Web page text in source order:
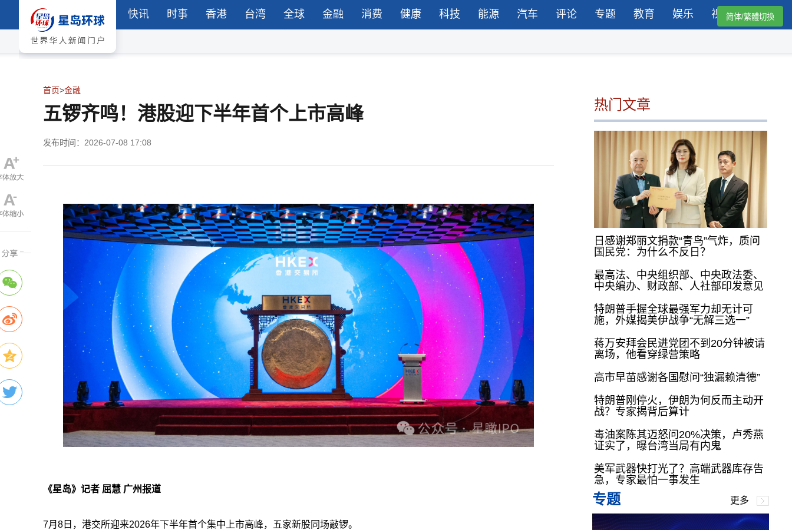
快讯 时事 香港 台湾 全球 金融 消费 健康 科技 能源 汽车 评论 专题 教育 娱乐 视频简体/繁體切換
首页>金融
五锣齐鸣！港股迎下半年首个上市高峰
发布时间：2026-07-08 17:08
《星岛》记者 屈慧 广州报道
7月8日，港交所迎来2026年下半年首个集中上市高峰，五家新股同场敲锣。
热门文章
日感谢郑丽文捐款“青鸟”气炸，质问
国民党：为什么不反日？
最高法、中央组织部、中央政法委、
中央编办、财政部、人社部印发意见
特朗普手握全球最强军力却无计可
施，外媒揭美伊战争“无解三选一”
蒋万安拜会民进党团不到20分钟被请
离场，他看穿绿营策略
高市早苗感谢各国慰问“独漏赖清德”
特朗普刚停火，伊朗为何反而主动开
战？专家揭背后算计
毒油案陈其迈怒问20%决策，卢秀燕
证实了，曝台湾当局有内鬼
美军武器快打光了？高端武器库存告
急，专家最怕一事发生
专题 更多